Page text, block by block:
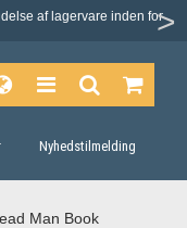
af lagervare inden for
dage
Nyhedstilmelding
Man Book